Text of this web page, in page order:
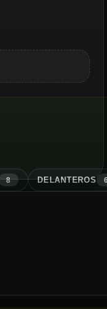
8 DELANTEROS